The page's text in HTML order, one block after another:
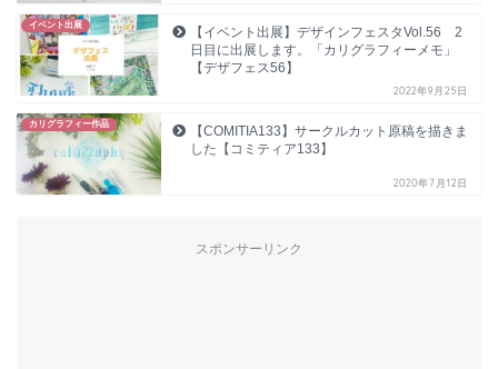
イベント出展
【イベント出展】デザインフェスタVol.56 2
日目に出展します。「カリグラフィーメモ」
【デザフェス56】
2022年9月25日
カリグラフィー作品
【COMITIA133】サークルカット原稿を描きま
した【コミティア133】
2020年7月12日
スポンサーリンク